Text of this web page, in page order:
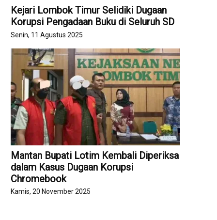
Kejari Lombok Timur Selidiki Dugaan
Korupsi Pengadaan Buku di Seluruh SD
Senin, 11 Agustus 2025
Mantan Bupati Lotim Kembali Diperiksa
dalam Kasus Dugaan Korupsi
Chromebook
Kamis, 20 November 2025